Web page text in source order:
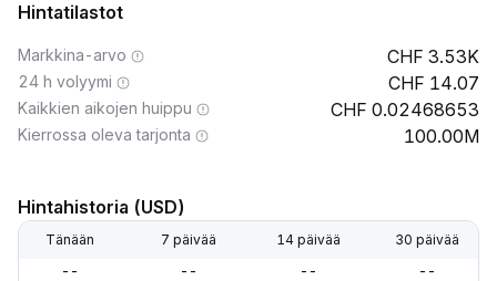
Hintatilastot
Markkina-arvo 3.53K
24 h volyymi 14.07
Kaikkien aikojen huippu 0.02468653
Kierrossa oleva tarjonta 100.00M
Hintahistoria (USD)
Tänään 7 päivää 14 päivää 30 päivää
-- -- -- --